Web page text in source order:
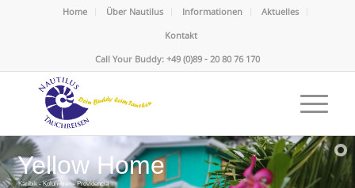
Home Über Nautilus Informationen
Aktuelles
Kontakt
Call Your Buddy: +49 (0)89 - 20 80 76 170
Yellow Home
Karibik - Kolumbien - Providencia